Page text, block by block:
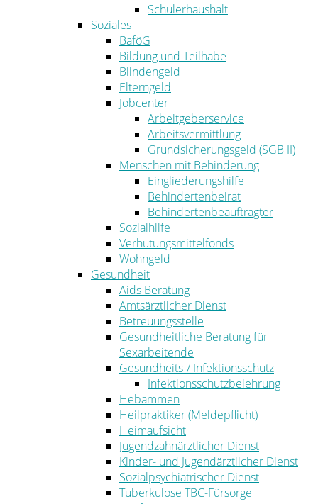
Schülerhaushalt
Soziales
BaföG
Bildung und Teilhabe
Blindengeld
Elterngeld
Jobcenter
Arbeitgeberservice
Arbeitsvermittlung
Grundsicherungsgeld (SGB II)
Menschen mit Behinderung
Eingliederungshilfe
Behindertenbeirat
Behindertenbeauftragter
Sozialhilfe
Verhütungsmittelfonds
Wohngeld
Gesundheit
Aids Beratung
Amtsärztlicher Dienst
Betreuungsstelle
Gesundheitliche Beratung für
Sexarbeitende
Gesundheits-/ Infektionsschutz
Infektionsschutzbelehrung
Hebammen
Heilpraktiker (Meldepflicht)
Heimaufsicht
Jugendzahnärztlicher Dienst
Kinder- und Jugendärztlicher Dienst
Sozialpsychiatrischer Dienst
Tuberkulose TBC-Fürsorge